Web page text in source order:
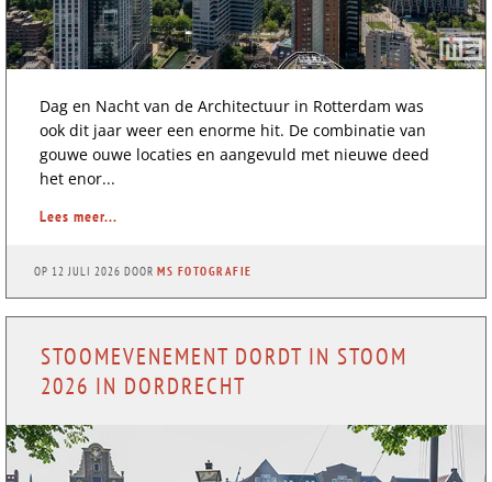
Dag en Nacht van de Architectuur in Rotterdam was
ook dit jaar weer een enorme hit. De combinatie van
gouwe ouwe locaties en aangevuld met nieuwe deed
het enor...
Lees meer...
OP 12 JULI 2026 DOORMS FOTOGRAFIE
STOOMEVENEMENT DORDT IN STOOM
2026 IN DORDRECHT